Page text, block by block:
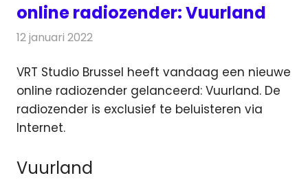
online radiozender: Vuurland
12 januari 2022
VRT Studio Brussel heeft vandaag een nieuwe
online radiozender gelanceerd: Vuurland. De
radiozender is exclusief te beluisteren via
Internet.
Vuurland